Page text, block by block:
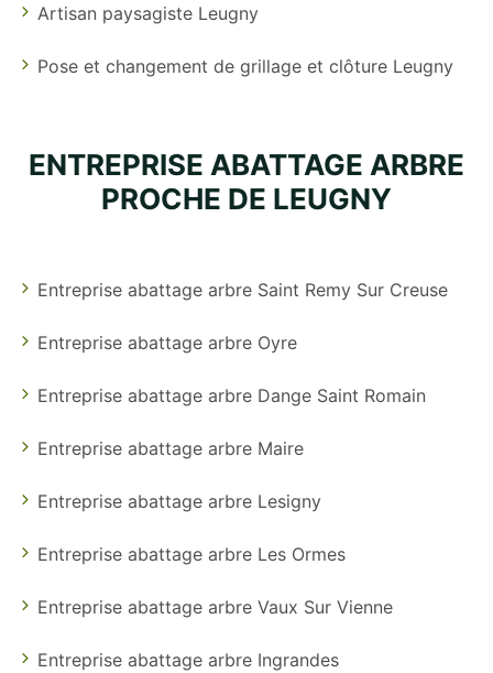
Artisan paysagiste Leugny
Pose et changement de grillage et clôture Leugny
ENTREPRISE ABATTAGE ARBRE
PROCHE DE LEUGNY
Entreprise abattage arbre Saint Remy Sur Creuse
Entreprise abattage arbre Oyre
Entreprise abattage arbre Dange Saint Romain
Entreprise abattage arbre Maire
Entreprise abattage arbre Lesigny
Entreprise abattage arbre Les Ormes
Entreprise abattage arbre Vaux Sur Vienne
Entreprise abattage arbre Ingrandes